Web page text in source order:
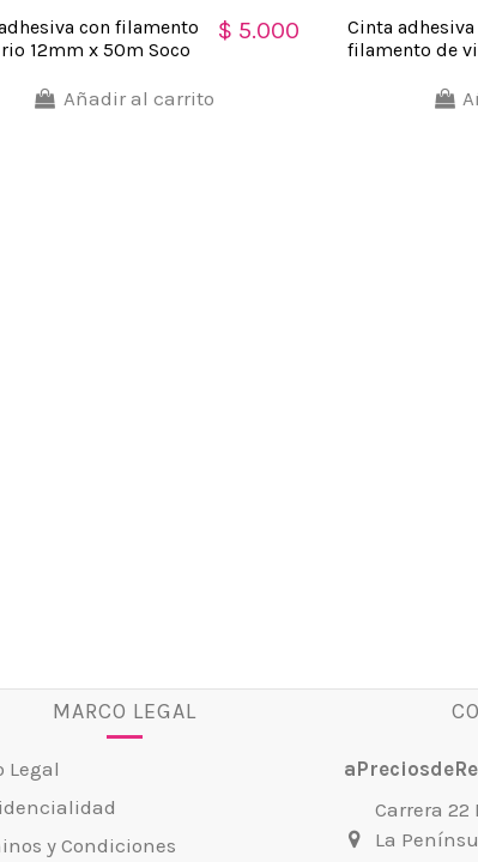
con filamento
12mm x 50m Soco
$ 5.000
Añadir al carrito
Cinta adhesiva
filamento de
MARCO LEGAL
Legal
y Condiciones
Carrera 22
La